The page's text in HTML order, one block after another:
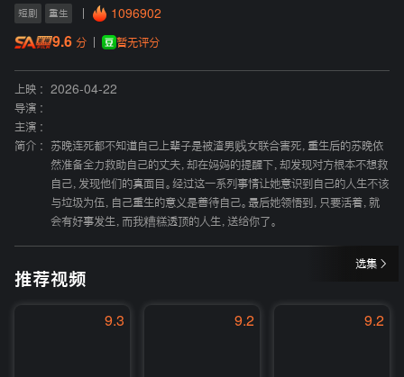
短剧 重生 1096902
9.6 分 暂无评分
上映 :
2026-04-22
导演 :
主演 :
简介 :
苏晚连死都不知道自己上辈子是被渣男贱女联合害死，重生后的苏晚依
然准备全力救助自己的丈夫，却在妈妈的提醒下，却发现对方根本不想救
自己，发现他们的真面目。经过这一系列事情让她意识到自己的人生不该
与垃圾为伍，自己重生的意义是善待自己。最后她领悟到，只要活着，就
会有好事发生，而我糟糕透顶的人生，送给你了。
选集
推荐视频
9.3 9.2 9.2